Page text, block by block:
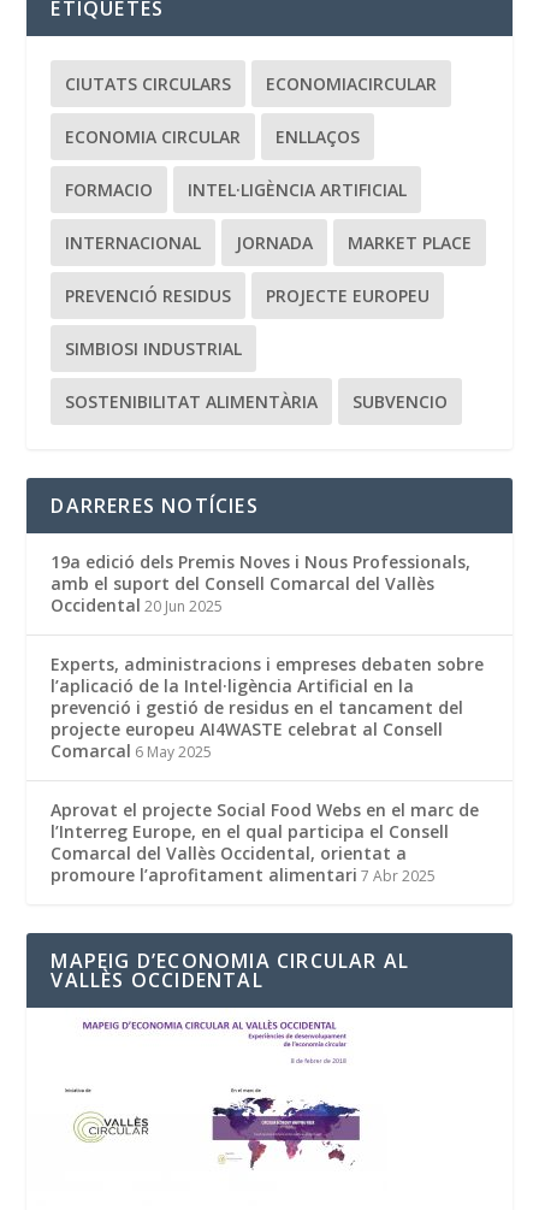
ETIQUETES
CIUTATS CIRCULARS ECONOMIACIRCULAR
ECONOMIA CIRCULAR ENLLAÇOS
FORMACIO INTEL·LIGÈNCIA ARTIFICIAL
INTERNACIONAL JORNADA MARKET PLACE
PREVENCIÓ RESIDUS PROJECTE EUROPEU
SIMBIOSI INDUSTRIAL
SOSTENIBILITAT ALIMENTÀRIA SUBVENCIO
DARRERES NOTÍCIES
19a edició dels Premis Noves i Nous Professionals,
amb el suport del Consell Comarcal del Vallès
Occidental 20 Jun 2025
Experts, administracions i empreses debaten sobre
l’aplicació de la Intel·ligència Artificial en la
prevenció i gestió de residus en el tancament del
projecte europeu AI4WASTE celebrat al Consell
Comarcal 6 May 2025
Aprovat el projecte Social Food Webs en el marc de
l’Interreg Europe, en el qual participa el Consell
Comarcal del Vallès Occidental, orientat a
promoure l’aprofitament alimentari 7 Abr 2025
MAPEIG D’ECONOMIA CIRCULAR AL
VALLÈS OCCIDENTAL